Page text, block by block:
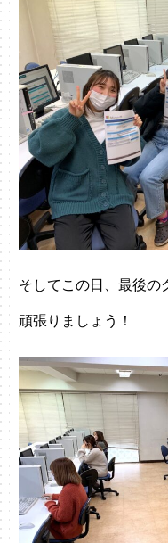
そしてこの日、最後の
頑張りましょう！